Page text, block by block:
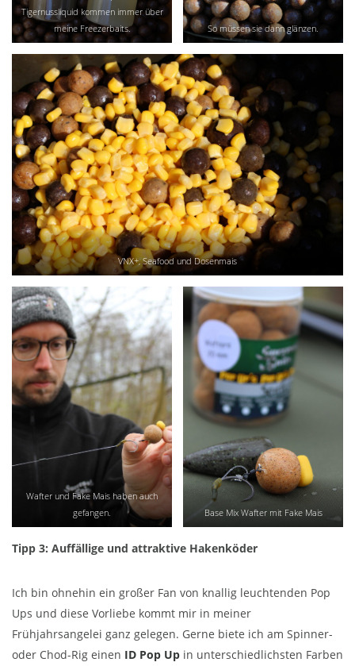
Tigernussliquid kommen immer über
meine Freezerbaits.
So müssen sie dann glänzen.
VNX+, Seafood und Dosenmais
Wafter und Fake Mais haben auch
gefangen.
Base Mix Wafter mit Fake Mais
Tipp 3: Auffällige und attraktive Hakenköder
Ich bin ohnehin ein großer Fan von knallig leuchtenden Pop
Ups und diese Vorliebe kommt mir in meiner
Frühjahrsangelei ganz gelegen. Gerne biete ich am Spinner-
oder Chod-Rig einen ID Pop Up in unterschiedlichsten Farben